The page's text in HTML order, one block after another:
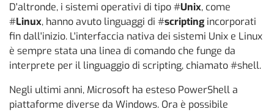
D'altronde, i sistemi operativi di tipo #Unix, come
#Linux, hanno avuto linguaggi di #scripting incorporati
fin dall'inizio. L'interfaccia nativa dei sistemi Unix e Linux
è sempre stata una linea di comando che funge da
interprete per il linguaggio di scripting, chiamato #shell.
Negli ultimi anni, Microsoft ha esteso PowerShell a
piattaforme diverse da Windows. Ora è possibile